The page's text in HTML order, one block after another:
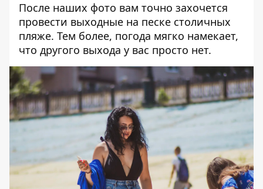
После наших фото вам точно захочется
провести выходные на песке столичных
пляже. Тем более, погода мягко намекает,
что другого выхода у вас просто нет.